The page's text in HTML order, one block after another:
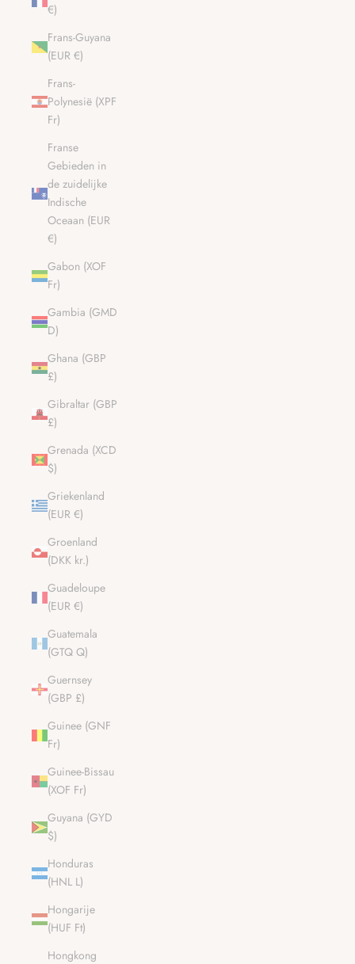
€)
Frans-Guyana
(EUR €)
Frans-
Polynesië (XPF
Fr)
Franse
Gebieden in
de zuidelijke
Indische
Oceaan (EUR
€)
Gabon (XOF
Fr)
Gambia (GMD
D)
Ghana (GBP
£)
Gibraltar (GBP
£)
Grenada (XCD
$)
Griekenland
(EUR €)
Groenland
(DKK kr.)
Guadeloupe
(EUR €)
Guatemala
(GTQ Q)
Guernsey
(GBP £)
Guinee (GNF
Fr)
Guinee-Bissau
(XOF Fr)
Guyana (GYD
$)
Honduras
(HNL L)
Hongarije
(HUF Ft)
Hongkong